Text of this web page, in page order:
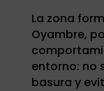
La zona
Oyambre,
entorno: no
basura y